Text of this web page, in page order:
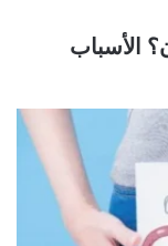
الأسباب